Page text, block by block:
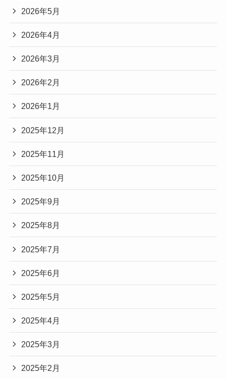
2026年5月
2026年4月
2026年3月
2026年2月
2026年1月
2025年12月
2025年11月
2025年10月
2025年9月
2025年8月
2025年7月
2025年6月
2025年5月
2025年4月
2025年3月
2025年2月